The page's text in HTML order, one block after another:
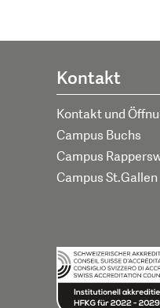
Kontakt
Kontakt und
Campus Buchs
Campus
Campus St.Gallen